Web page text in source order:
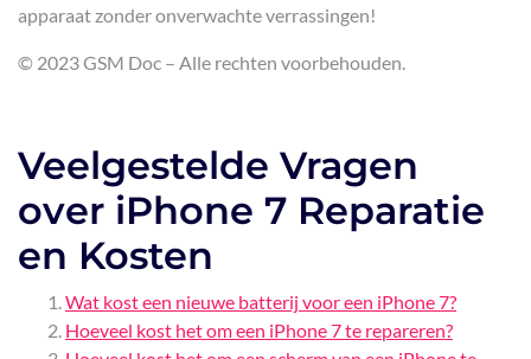
apparaat zonder onverwachte verrassingen!
© 2023 GSM Doc – Alle rechten voorbehouden.
Veelgestelde Vragen
over iPhone 7 Reparatie
en Kosten
Wat kost een nieuwe batterij voor een iPhone 7?
Hoeveel kost het om een ​​iPhone 7 te repareren?